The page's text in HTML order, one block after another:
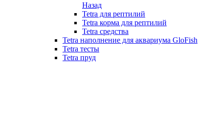
Назад
Tetra для рептилий
Tetra корма для рептилий
Tetra средства
Tetra наполнение для аквариума GloFish
Tetra тесты
Tetra пруд